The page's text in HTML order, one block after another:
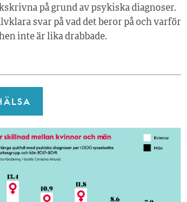
på grund av psykiska diagnoser.
svar på vad det beror på och varför
inte är lika drabbade.